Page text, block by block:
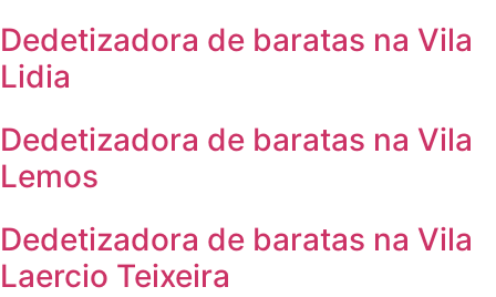
Dedetizadora de baratas na Vila
Lidia
Dedetizadora de baratas na Vila
Lemos
Dedetizadora de baratas na Vila
Laercio Teixeira